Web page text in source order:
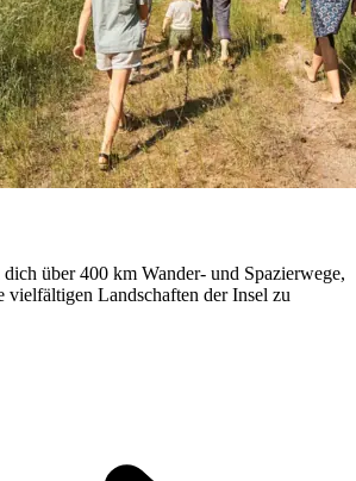
über 400 km Wander- und Spazierwege,
vielfältigen Landschaften der Insel zu